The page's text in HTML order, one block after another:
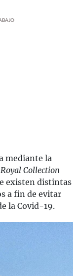
mediante la
Collection
existen distintas
a fin de evitar
la Covid-19.